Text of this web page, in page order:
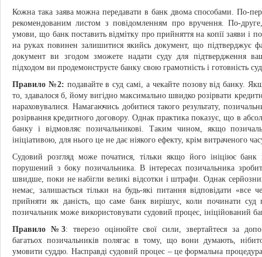
Кожна така заява можна передавати в банк двома способами. По-
рекомендованим листом з повідомленням про вручення. По-
умови, що банк поставить відмітку про прийняття на копії заяви і
на руках повинен залишитися якийсь документ, що підтверджує
документ ви згодом зможете надати суду для підтвердження
підходом ви продемонструєте банку свою грамотність і готовність
Правило №2: подавайте в суд самі, а чекайте позову від банку.
то, здавалося б, йому вигідно максимально швидко розірвати
нараховувалися. Намагаючись добитися такого результату,
розірвання кредитного договору. Однак практика показує, що в
банку і відмовляє позичальникові. Таким чином, якщо
ініціативою, для нього це не дає ніякого ефекту, крім витраченого
Судовий розгляд може початися, тільки якщо його ініціює
порушений з боку позичальника. В інтересах позичальника
швидше, поки не набігли великі відсотки і штрафи. Однак
немає, залишається тільки на будь-які питання відповідати
прийняти як даність, що саме банк вирішує, коли починати суд
позичальник може використовувати судовий процес, ініційований
Правило №3: тверезо оцінюйте свої сили, звертайтеся за
багатьох позичальників полягає в тому, що вони думають,
умовити суддю. Насправді судовий процес – це формальна